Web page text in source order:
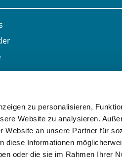
zu personalisieren,
Website zu analysieren.
Website an unsere Partner für
diese Informationen
oder die sie im Rahmen Ihrer